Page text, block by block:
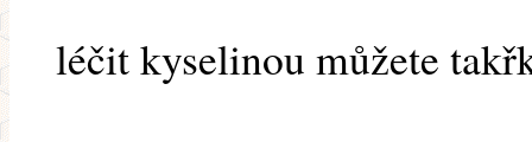
léčit kyselinou můžete